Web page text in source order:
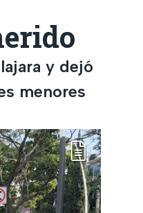
y dejó
menores